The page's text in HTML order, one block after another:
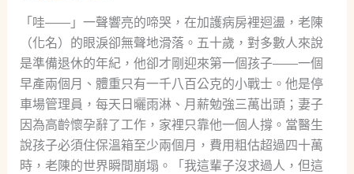
「哇——」一聲響亮的啼哭，在加護病房裡迴盪，老陳
（化名）的眼淚卻無聲地滑落。五十歲，對多數人來說
是準備退休的年紀，他卻才剛迎來第一個孩子——一個
早產兩個月、體重只有一千八百公克的小戰士。他是停
車場管理員，每天日曬雨淋、月薪勉強三萬出頭；妻子
因為高齡懷孕辭了工作，家裡只靠他一個人撐。當醫生
說孩子必須住保溫箱至少兩個月，費用粗估超過四十萬
時，老陳的世界瞬間崩塌。「我這輩子沒求過人，但這